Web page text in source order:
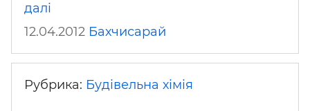
далі
12.04.2012 Бахчисарай
Рубрика: Будівельна хімія